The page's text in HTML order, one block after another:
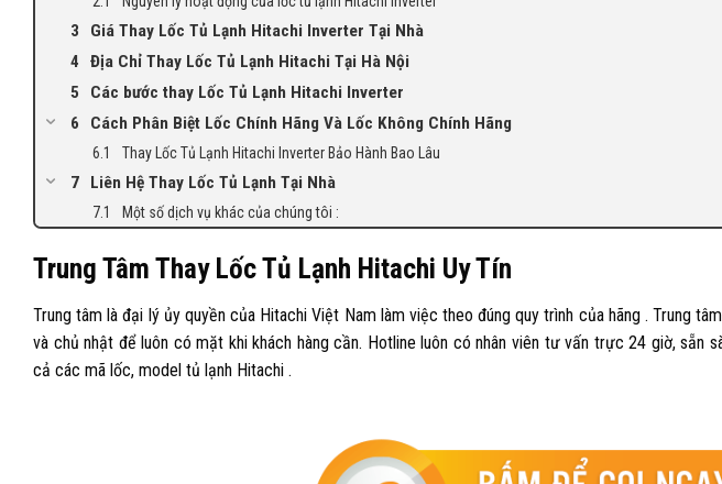
Giá Thay Lốc Tủ Lạnh Hitachi Inverter Tại Nhà
Địa Chỉ Thay Lốc Tủ Lạnh Hitachi Tại Hà Nội
Các bước thay Lốc Tủ Lạnh Hitachi Inverter
Cách Phân Biệt Lốc Chính Hãng Và Lốc Không Chính Hãng
Thay Lốc Tủ Lạnh Hitachi Inverter Bảo Hành Bao Lâu
Liên Hệ Thay Lốc Tủ Lạnh Tại Nhà
Một số dịch vụ khác của chúng tôi :
Trung Tâm Thay Lốc Tủ Lạnh Hitachi Uy Tín
Trung tâm là đại lý ủy quyền của Hitachi Việt Nam làm việc theo đúng quy trình của hãng . Trung tâm
và chủ nhật để luôn có mặt khi khách hàng cần. Hotline luôn có nhân viên tư vấn trực 24 giờ, sẵn
cả các mã lốc, model tủ lạnh Hitachi .